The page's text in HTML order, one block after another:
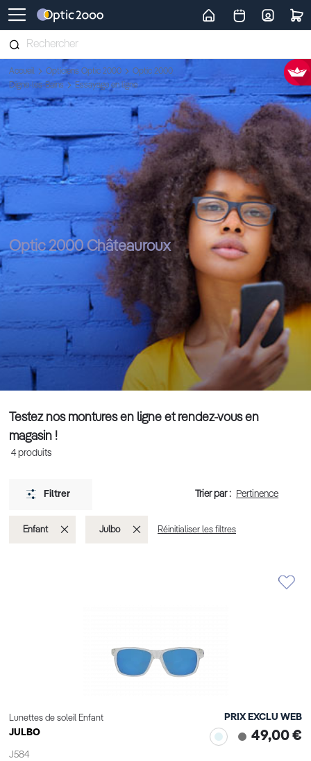
Retour vers la page d'accueil
Accueil Opticiens Optic 2000
Optic 2000
Digne-les-Bains
Essayage en ligne
Optic 2000 Châteauroux
Testez nos montures en ligne et rendez-vous en
magasin !
4produits
Lunettes de soleil Enfant
JULBO
J584
PRIX EXCLU WEB
49,00 €
Filtrer Trier par :
Enfant SupprimerJulbo Supprimer
Réinitialiser les filtres